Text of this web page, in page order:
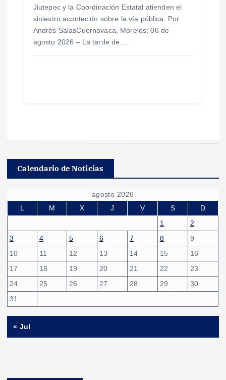
Jiutepec y la Coordinación Estatal atienden el
siniestro acontecido sobre la vía pública. Por
Andrés SalasCuernavaca, Morelos; 06 de
agosto 2026 – La tarde de…
Calendario de Noticias
agosto 2026
L
M X J V S
D
1
2
3
4 5 6 7 8
9
10
11 12 13 14 15
16
17
18 19 20 21 22
23
24
25 26 27 28 29
30
31
« Jul